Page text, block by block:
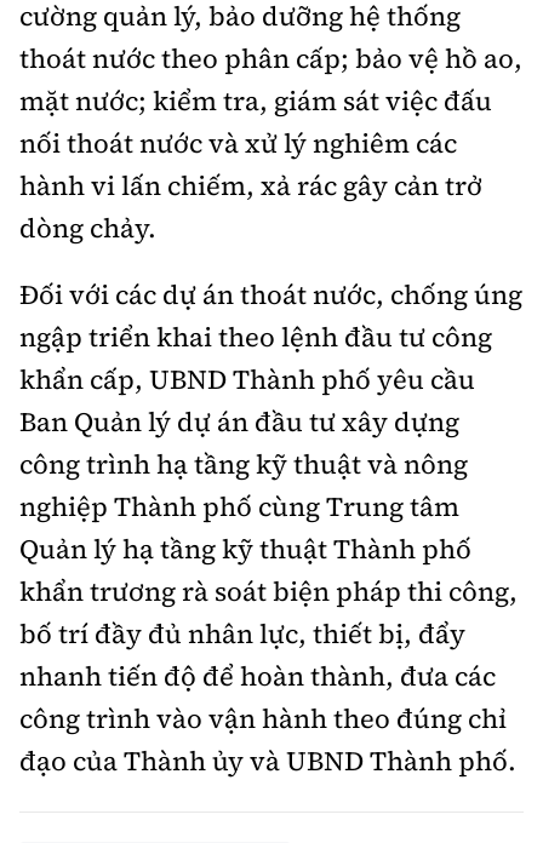
cường quản lý, bảo dưỡng hệ thống
thoát nước theo phân cấp; bảo vệ hồ ao,
mặt nước; kiểm tra, giám sát việc đấu
nối thoát nước và xử lý nghiêm các
hành vi lấn chiếm, xả rác gây cản trở
dòng chảy.
Đối với các dự án thoát nước, chống úng
ngập triển khai theo lệnh đầu tư công
khẩn cấp, UBND Thành phố yêu cầu
Ban Quản lý dự án đầu tư xây dựng
công trình hạ tầng kỹ thuật và nông
nghiệp Thành phố cùng Trung tâm
Quản lý hạ tầng kỹ thuật Thành phố
khẩn trương rà soát biện pháp thi công,
bố trí đầy đủ nhân lực, thiết bị, đẩy
nhanh tiến độ để hoàn thành, đưa các
công trình vào vận hành theo đúng chỉ
đạo của Thành ủy và UBND Thành phố.